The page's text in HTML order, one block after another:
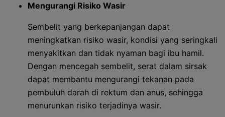
Mengurangi Risiko Wasir
Sembelit yang berkepanjangan dapat
meningkatkan risiko wasir, kondisi yang seringkali
menyakitkan dan tidak nyaman bagi ibu hamil.
Dengan mencegah sembelit, serat dalam sirsak
dapat membantu mengurangi tekanan pada
pembuluh darah di rektum dan anus, sehingga
menurunkan risiko terjadinya wasir.